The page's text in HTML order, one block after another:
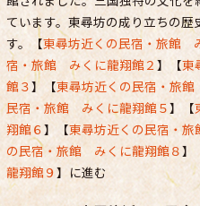
ています。東尋坊の成り立ちの
す。【東尋坊近くの民宿・旅館
宿・旅館 みくに龍翔館２ 】【東
館３】【東尋坊近くの民宿・旅
民宿・旅館 みくに龍翔館５】【
翔館６】【東尋坊近くの民宿・
の民宿・旅館 みくに龍翔館８】
龍翔館９】に進む